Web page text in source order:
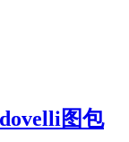
图包